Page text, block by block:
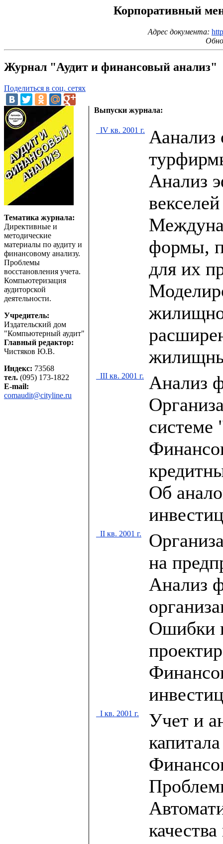
Корпоративный
Адрес документа:
Журнал "Аудит и финансовый анализ"
Поделиться в соц. сетях
Тематика журнала:
Директивные и
методические
материалы по аудиту и
финансовому анализу.
Проблемы
восстановления учета.
Компьютеризация
аудиторской
деятельности.
Учредитель:
Издательский дом
"Компьютерный аудит"
Главный редактор:
Чистяков Ю.В.
Индекс: 73568
тел. (095) 173-1822
E-mail:
comaudit@cityline.ru
Выпуски журнала:
IV кв. 2001 г. Аанализ
Анализ
формы,
для их
III кв. 2001 г.
Анализ
Об
II кв. 2001 г.
на
Анализ
Ошибки
I кв. 2001 г.
Учет и
капитала